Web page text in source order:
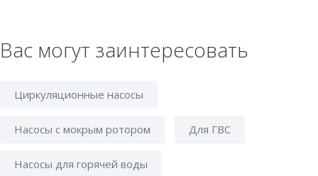
Вас могут заинтересовать
Циркуляционные насосы
Насосы с мокрым ротором Для ГВС
Насосы для горячей воды